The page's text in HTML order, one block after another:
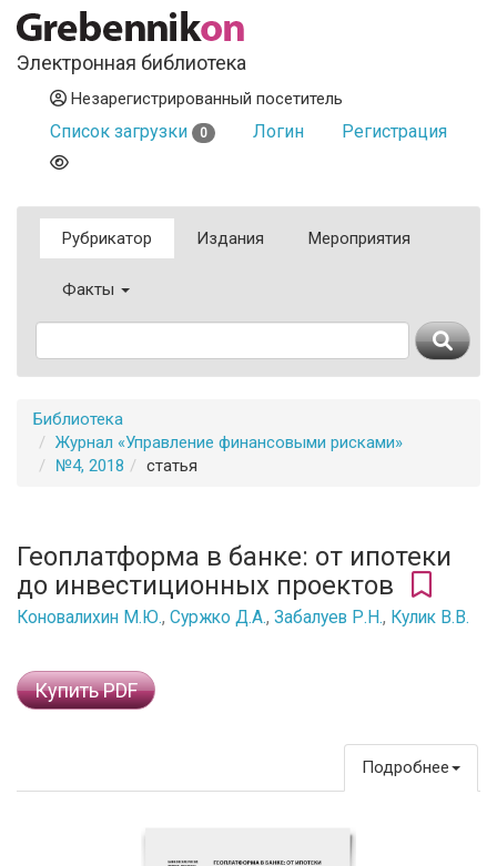
Электронная библиотека
Незарегистрированный посетитель
Список загрузки 0 Логин Регистрация
Рубрикатор Издания Мероприятия
Факты
Библиотека
Журнал «Управление финансовыми рисками»
№4, 2018
статья
Геоплатформа в банке: от ипотеки
до инвестиционных проектов
Коновалихин М.Ю., Суржко Д.А., Забалуев Р.Н., Кулик В.В.
Купить PDF
Подробнее